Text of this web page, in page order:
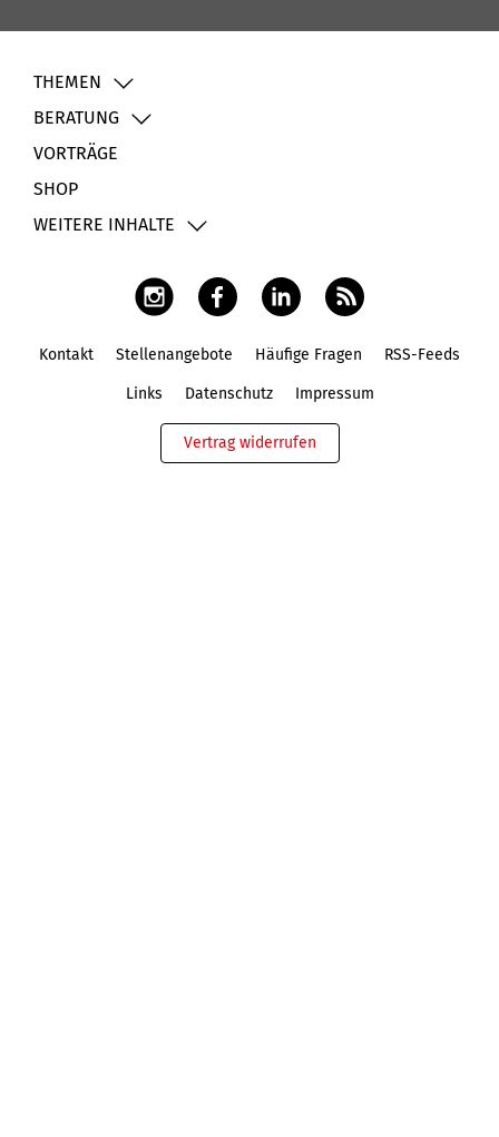
THEMEN
BERATUNG
VORTRÄGE
SHOP
WEITERE INHALTE
Kontakt Stellenangebote Häufige Fragen RSS-Feeds
Links Datenschutz Impressum
Vertrag widerrufen